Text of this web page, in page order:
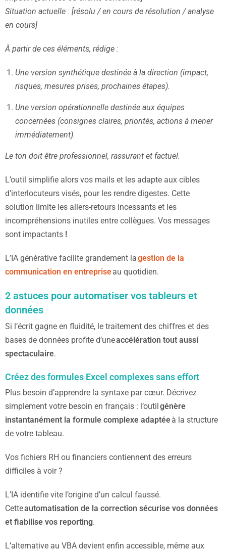
Situation actuelle : [résolu / en cours de résolution / analyse
en cours]
À partir de ces éléments, rédige :
Une version synthétique destinée à la direction (impact,
risques, mesures prises, prochaines étapes).
Une version opérationnelle destinée aux équipes
concernées (consignes claires, priorités, actions à mener
immédiatement).
Le ton doit être professionnel, rassurant et factuel.
L’outil simplifie alors vos mails et les adapte aux cibles
d’interlocuteurs visés, pour les rendre digestes. Cette
solution limite les allers-retours incessants et les
incompréhensions inutiles entre collègues. Vos messages
sont impactants !
L’IA générative facilite grandement lagestion de la
communication en entrepriseau quotidien.
2 astuces pour automatiser vos tableurs et
données
Si l’écrit gagne en fluidité, le traitement des chiffres et des
bases de données profite d’uneaccélération tout aussi
spectaculaire.
Créez des formules Excel complexes sans effort
Plus besoin d’apprendre la syntaxe par cœur. Décrivez
simplement votre besoin en français : l’outilgénère
instantanément la formule complexe adaptéeà la structure
de votre tableau.
Vos fichiers RH ou financiers contiennent des erreurs
difficiles à voir ?
L’IA identifie vite l’origine d’un calcul faussé.
Cetteautomatisation de la correction sécurise vos données
et fiabilise vos reporting.
L’alternative au VBA devient enfin accessible, même aux